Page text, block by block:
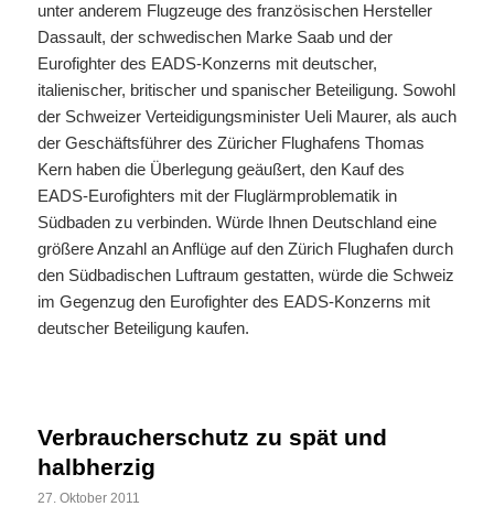
unter anderem Flugzeuge des französischen Hersteller
Dassault, der schwedischen Marke Saab und der
Eurofighter des EADS-Konzerns mit deutscher,
italienischer, britischer und spanischer Beteiligung. Sowohl
der Schweizer Verteidigungsminister Ueli Maurer, als auch
der Geschäftsführer des Züricher Flughafens Thomas
Kern haben die Überlegung geäußert, den Kauf des
EADS-Eurofighters mit der Fluglärmproblematik in
Südbaden zu verbinden. Würde Ihnen Deutschland eine
größere Anzahl an Anflüge auf den Zürich Flughafen durch
den Südbadischen Luftraum gestatten, würde die Schweiz
im Gegenzug den Eurofighter des EADS-Konzerns mit
deutscher Beteiligung kaufen.
Verbraucherschutz zu spät und
halbherzig
27. Oktober 2011